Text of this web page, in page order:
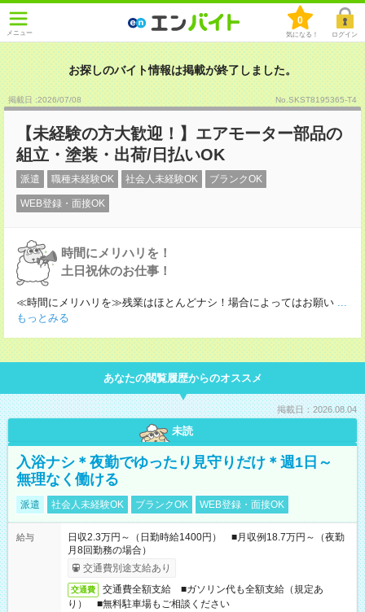
メニュー
0
気になる！ ログイン
お探しのバイト情報は掲載が終了しました。
掲載日 :2026/07/08 No.SKST8195365-T4
【未経験の方大歓迎！】エアモーター部品の
組立・塗装・出荷/日払いOK
派遣 職種未経験OK 社会人未経験OK ブランクOK
WEB登録・面接OK
時間にメリハリを！
土日祝休のお仕事！
≪時間にメリハリを≫残業はほとんどナシ！場合によってはお願い ...
もっとみる
あなたの閲覧履歴からのオススメ
掲載日：2026.08.04
未読
入浴ナシ＊夜勤でゆったり見守りだけ＊週1日～
無理なく働ける
派遣 社会人未経験OK ブランクOK WEB登録・面接OK
給与
日収2.3万円～（日勤時給1400円） ■月収例18.7万円～（夜勤
月8回勤務の場合）
交通費別途支給あり
交通費
交通費全額支給 ■ガソリン代も全額支給（規定あ
り） ■無料駐車場もご相談ください